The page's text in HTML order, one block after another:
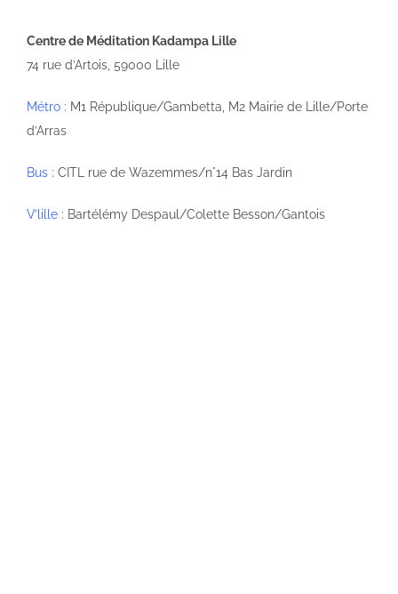
Centre de Méditation Kadampa Lille
74 rue d’Artois, 59000 Lille
Métro : M1 République/Gambetta, M2 Mairie de Lille/Porte
d’Arras
Bus : CITL rue de Wazemmes/n°14 Bas Jardin
V’lille : Bartélémy Despaul/Colette Besson/Gantois